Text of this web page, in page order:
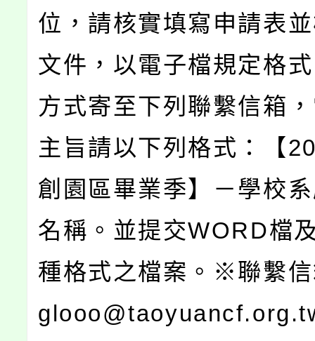
位，請核實填寫申請表
文件，以電子檔規定格
方式寄至下列聯繫信箱
主旨請以下列格式：【
創園區畢業季】－學校
名稱。並提交WORD檔
種格式之檔案。※聯繫